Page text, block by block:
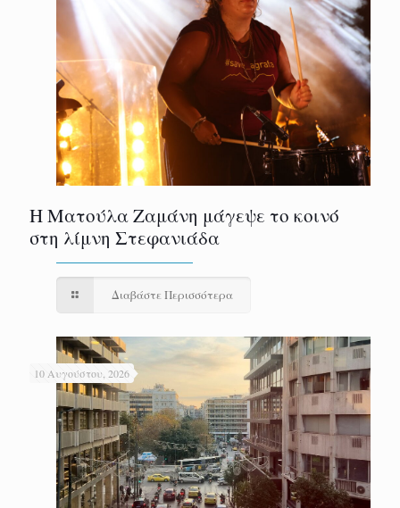
Η Ματούλα Ζαμάνη μάγεψε το κοινό
στη λίμνη Στεφανιάδα
Διαβάστε Περισσότερα
10 Αυγούστου, 2026